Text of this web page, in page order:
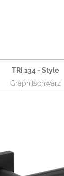
TRI 134 - Style
Graphitschwarz